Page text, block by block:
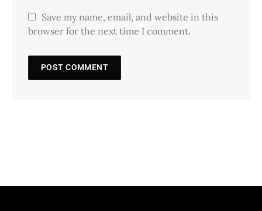
Save my name, email, and website in this
browser for the next time I comment.